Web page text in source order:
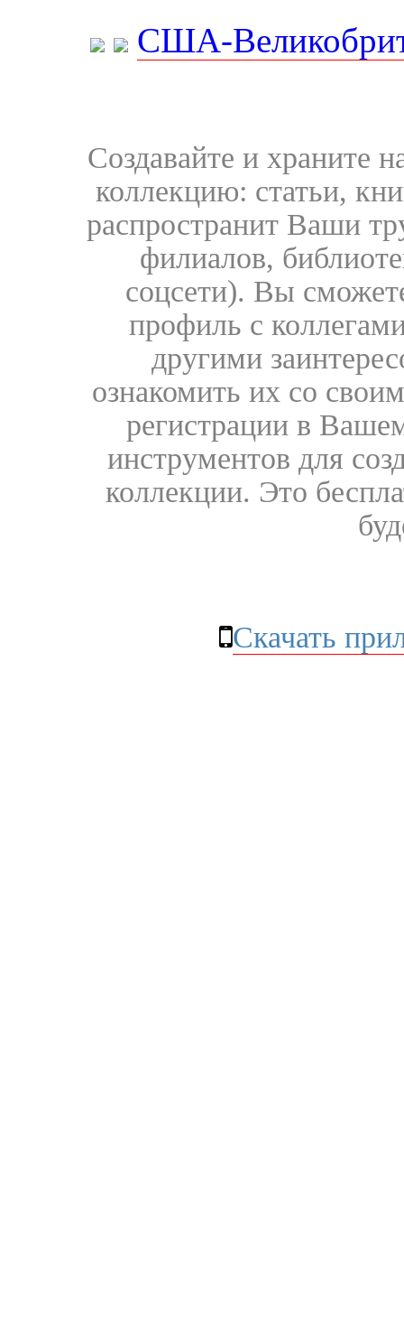
США-
Создавайте и храните
коллекцию: статьи,
распространит Ваши
филиалов,
соцсети). Вы
профиль с
другими
ознакомить их со
регистрации в
инструментов для
коллекции. Это
Скачать